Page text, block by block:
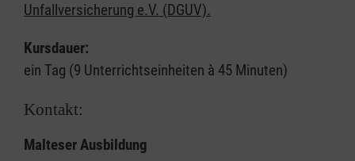
Unfallversicherung e.V. (DGUV).
Kursdauer:
ein Tag (9 Unterrichtseinheiten à 45 Minuten)
Kontakt:
Malteser Ausbildung